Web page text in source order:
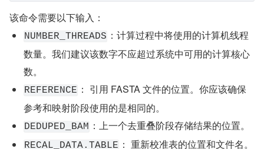
该命令需要以下输入：
NUMBER_THREADS ：计算过程中将使用的计算机线程
数量。我们建议该数字不应超过系统中可用的计算核心
数。
REFERENCE ： 引用 FASTA 文件的位置。你应该确保
参考和映射阶段使用的是相同的。
DEDUPED_BAM ：上一个去重叠阶段存储结果的位置。
RECAL_DATA.TABLE ： 重新校准表的位置和文件名。